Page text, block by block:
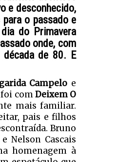
e desconhecido,
o passado e
do Primavera
onde, com
de 80. E
Campelo e
foi comDeixem O
mais familiar.
pais e filhos
Bruno
Nelson Cascais
homenagem à